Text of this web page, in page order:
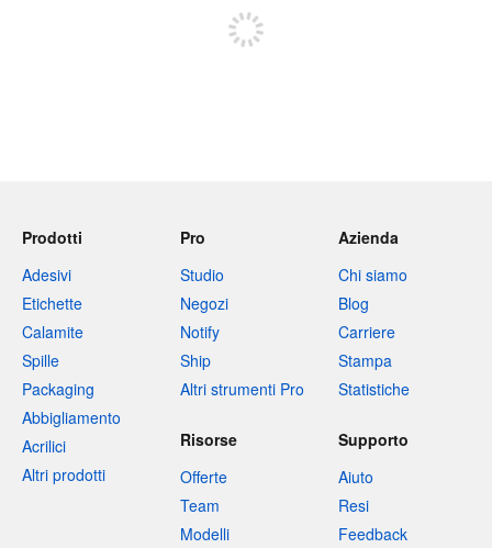
Prodotti
Adesivi
Etichette
Calamite
Spille
Packaging
Abbigliamento
Acrilici
Altri prodotti
Pro
Studio
Negozi
Notify
Ship
Altri strumenti Pro
Azienda
Chi siamo
Blog
Carriere
Stampa
Statistiche
Risorse
Offerte
Team
Modelli
Supporto
Aiuto
Resi
Feedback